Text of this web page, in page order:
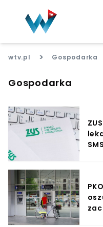
wtv.pl > Gospodarka
Gospodarka